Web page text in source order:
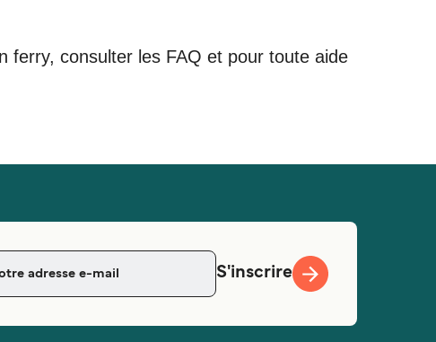
ferry, consulter les FAQ et pour toute aide
S'inscrire